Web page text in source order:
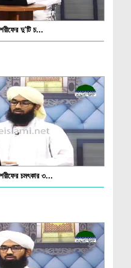
দু'টি চ...
চমৎকার ৩...